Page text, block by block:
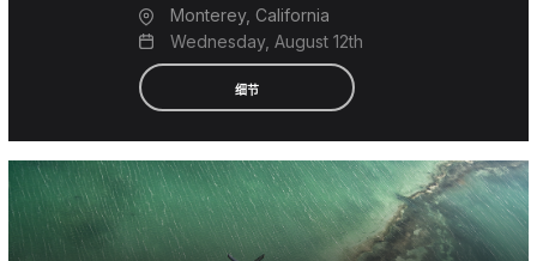
Monterey, California
Wednesday, August 12th
细节